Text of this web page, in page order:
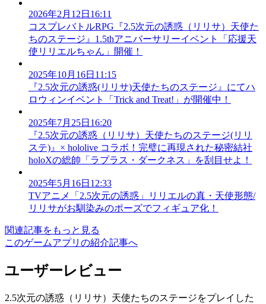
2026年2月12日16:11
コスプレバトルRPG『2.5次元の誘惑（リリサ）天使た
ちのステージ』1.5thアニバーサリーイベント「応援天
使リリエルちゃん」開催！
2025年10月16日11:15
『2.5次元の誘惑(リリサ)天使たちのステージ』にてハ
ロウィンイベント「Trick and Treat!」が開催中！
2025年7月25日16:20
『2.5次元の誘惑（リリサ）天使たちのステージ(リリ
ステ)』× hololive コラボ！完璧に再現された秘密結社
holoXの総帥「ラプラス・ダークネス」を刮目せよ！
2025年5月16日12:33
TVアニメ「2.5次元の誘惑」リリエルの真・天使形態/
リリサがお馴染みのポーズでフィギュア化！
関連記事をもっと見る
このゲームアプリの紹介記事へ
ユーザーレビュー
2.5次元の誘惑（リリサ）天使たちのステージをプレイした